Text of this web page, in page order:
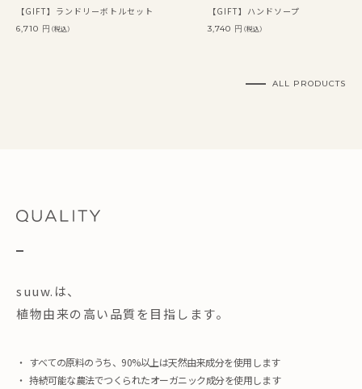
【GIFT】ランドリーボトルセット
6,710 円（税込）
【GIFT】ハンドソープ
3,740 円（税込）
ALL PRODUCTS
suuw.は、
植物由来の高い品質を目指します。
すべての原料のうち、90%以上は天然由来成分を使用します
持続可能な農法でつくられたオーガニック成分を使用します